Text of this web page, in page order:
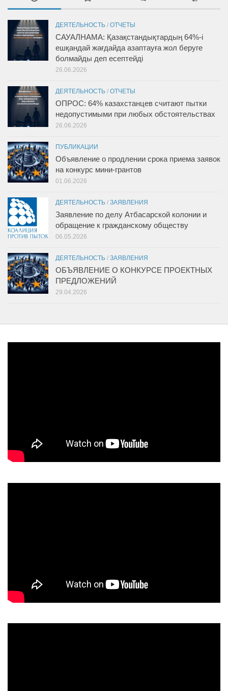
ДЕЯТЕЛЬНОСТЬ / ОТЧЕТЫ
САУАЛНАМА: Қазақстандықтардың 64%-і
ешқандай жағдайда азаптауға жол беруге
болмайды деп есептейді
26.06.2026
ДЕЯТЕЛЬНОСТЬ / ОТЧЕТЫ
ОПРОС: 64% казахстанцев считают пытки
недопустимыми при любых обстоятельствах
26.06.2026
ПУБЛИКАЦИИ
Объявление о продлении срока приема заявок
на конкурс мини-грантов
01.06.2026
ДЕЯТЕЛЬНОСТЬ / ЗАЯВЛЕНИЯ
Заявление по делу Атбасарской колонии и
обращение к гражданскому обществу
06.05.2026
ДЕЯТЕЛЬНОСТЬ / ЗАЯВЛЕНИЯ
ОБЪЯВЛЕНИЕ О КОНКУРСЕ ПРОЕКТНЫХ
ПРЕДЛОЖЕНИЙ
29.04.2026